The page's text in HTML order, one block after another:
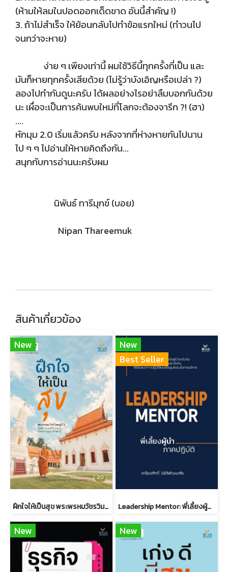
(ห้ามให้ลมในปอดออกเด็ดขาด อันนี้สำคัญ !)
3. ถ้าไม่สำเร็จ ให้ย้อนกลับไปทำข้อแรกใหม่ (ทำวนไป
จนกว่าจะหาย)
ง่าย ๆ เพียงเท่านี้ ผมใช้วิธีนี้ทุกครั้งที่เป็น และ
มันก็หายทุกครั้งเสียด้วย (ไม่รู้ว่าบังเอิญหรือเปล่า ?)
ลองไปทำกันดูนะครับ ได้ผลอย่างไรอย่าลืมบอกกันด้วย
นะ เผื่อจะเป็นการค้นพบใหม่ที่โลกจะต้องจารึก ?! (ฮา)
....
หักมุม 2.0 เริ่มแล้วครับ หลังจากที่ห่างหายกันไปนาน
ไป ๆ ๆ ไปอ่านให้หายคิดถึงกัน...
สนุกกับการอ่านนะครับผม
นิพันธ์ ทารีมุกข์ (บอย)
Nipan Thareemuk
สินค้าเกี่ยวข้อง
New
ฝึกใจให้เป็นสุข พระพรหมวัชรวิมลมุนี วิ. (บุญชิต ญาณสํวโร ป.ธ.9)
New
Best Seller
Leadership Mentor: พี่เลี้ยงผู้นำ ภาคปฏิบัติ
New New